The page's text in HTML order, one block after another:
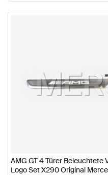
AMG GT 4 Türer Beleuchtete
Logo Set X290 Original